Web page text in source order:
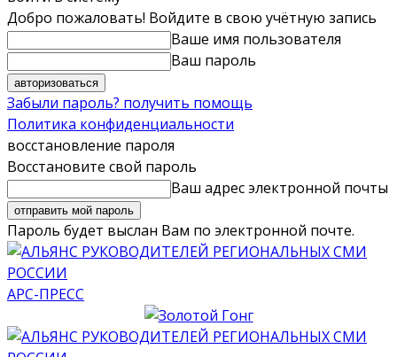
Добро пожаловать! Войдите в свою учётную запись
Ваше имя пользователя
Ваш пароль
Забыли пароль? получить помощь
Политика конфиденциальности
восстановление пароля
Восстановите свой пароль
Ваш адрес электронной почты
Пароль будет выслан Вам по электронной почте.
АРС-ПРЕСС